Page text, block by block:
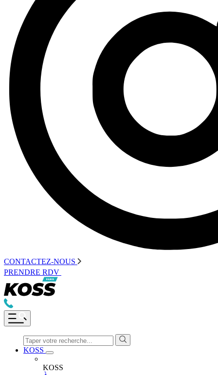
CONTACTEZ-NOUS
PRENDRE RDV
KOSS
KOSS